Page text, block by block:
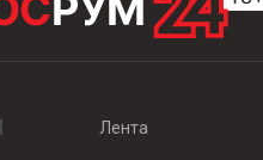
Лента